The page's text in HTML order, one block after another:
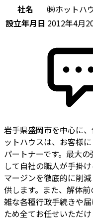
社名
㈱ホットハ
設立年月日 2012年4月
岩手県盛岡市を中心に
ットハウスは、お客様
パートナーです。最大
して自社の職人が手掛
マージンを徹底的に削
供します。また、解体
雑な各種行政手続きや
ため全てお任せいただ